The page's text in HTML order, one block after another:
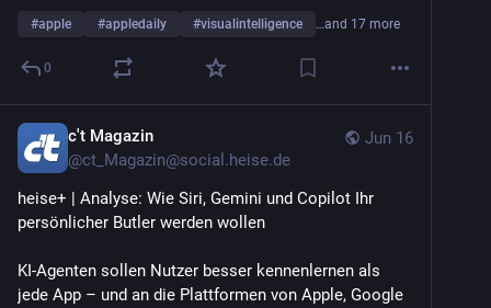
#apple #appledaily #visualintelligence …and 17 more
0
Jun 16
c't Magazin
@ct_Magazin@social.heise.de
heise+ | Analyse: Wie Siri, Gemini und Copilot Ihr
persönlicher Butler werden wollen
KI-Agenten sollen Nutzer besser kennenlernen als
jede App – und an die Plattformen von Apple, Google